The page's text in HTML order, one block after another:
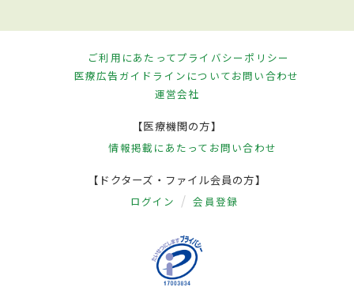
ご利用にあたってプライバシーポリシー
医療広告ガイドラインについてお問い合わせ
運営会社
【医療機関の方】
情報掲載にあたって お問い合わせ
【ドクターズ・ファイル会員の方】
ログイン 会員登録